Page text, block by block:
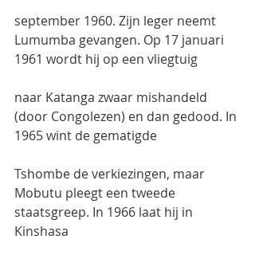
september 1960. Zijn leger neemt
Lumumba gevangen. Op 17 januari
1961 wordt hij op een vliegtuig
naar Katanga zwaar mishandeld
(door Congolezen) en dan gedood. In
1965 wint de gematigde
Tshombe de verkiezingen, maar
Mobutu pleegt een tweede
staatsgreep. In 1966 laat hij in
Kinshasa